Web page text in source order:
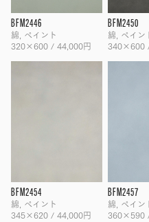
BFM2446
綿, ペイント
320×600 / 44,000円
BFM2450
綿, ペイン
340×600
BFM2454
綿, ペイント
345×620 / 44,000円
BFM2457
綿, ペイン
360×590